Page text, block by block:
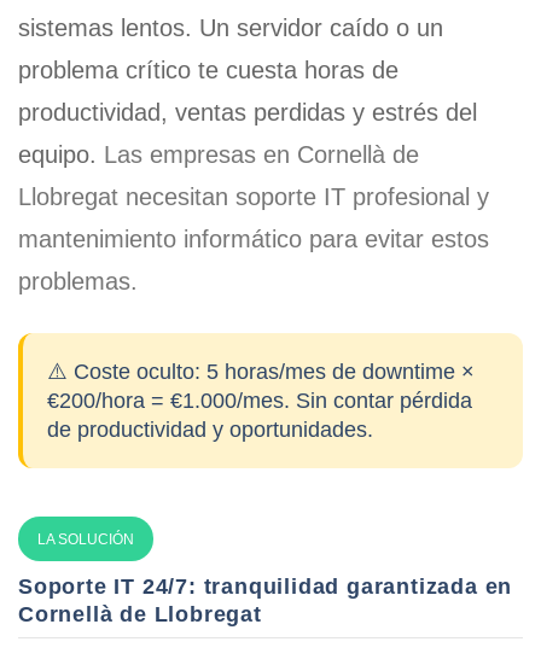
sistemas lentos. Un servidor caído o un
problema crítico te cuesta horas de
productividad, ventas perdidas y estrés del
equipo. Las empresas en Cornellà de
Llobregat necesitan soporte IT profesional y
mantenimiento informático para evitar estos
problemas.
⚠️ Coste oculto: 5 horas/mes de downtime ×
€200/hora = €1.000/mes. Sin contar pérdida
de productividad y oportunidades.
LA SOLUCIÓN
Soporte IT 24/7: tranquilidad garantizada en
Cornellà de Llobregat